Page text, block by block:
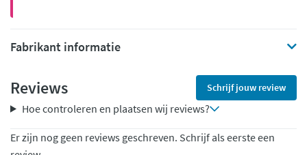
Fabrikant informatie
Reviews Schrijf jouw review
Hoe controleren en plaatsen wij reviews?
Er zijn nog geen reviews geschreven. Schrijf als eerste een